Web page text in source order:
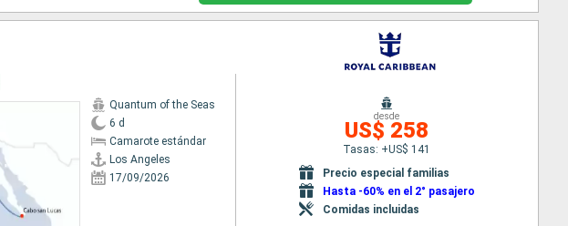
Quantum of the Seas
6 d
Camarote estándar
Los Angeles
17/09/2026
desde
US$ 258
Tasas: +US$ 141
Precio especial familias
Hasta -60% en el 2° pasajero
Comidas incluidas